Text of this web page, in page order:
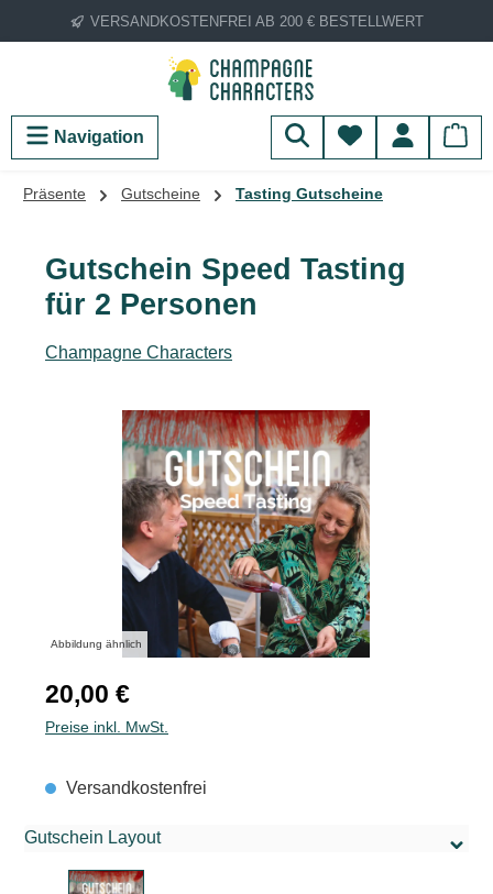
Zum Hauptinhalt springen
VERSANDKOSTENFREI AB 200 € BESTELLWERT
Navigation Du hast 0
Präsente Gutscheine Tasting Gutscheine
Gutschein Speed Tasting
für 2 Personen
Champagne Characters
Bildergalerie überspringen
Abbildung ähnlich
Regulärer Preis:
20,00 €
Preise inkl. MwSt.
Versandkostenfrei
Gutschein Layout